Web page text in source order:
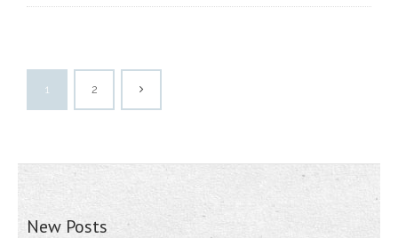
1 2
New Posts